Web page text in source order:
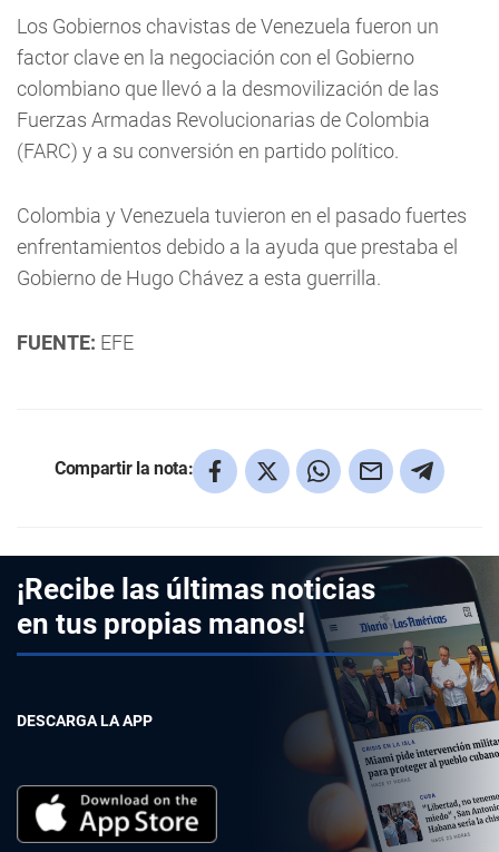
Los Gobiernos chavistas de Venezuela fueron un
factor clave en la negociación con el Gobierno
colombiano que llevó a la desmovilización de las
Fuerzas Armadas Revolucionarias de Colombia
(FARC) y a su conversión en partido político.
Colombia y Venezuela tuvieron en el pasado fuertes
enfrentamientos debido a la ayuda que prestaba el
Gobierno de Hugo Chávez a esta guerrilla.
FUENTE: EFE
Compartir la nota:
¡Recibe las últimas noticias
en tus propias manos!
DESCARGA LA APP